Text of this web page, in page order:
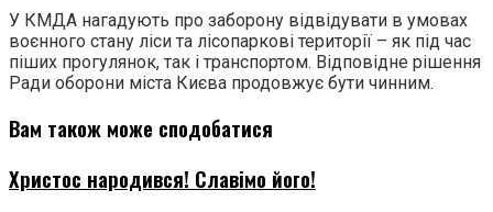
У КМДА нагадують про заборону відвідувати в умовах
воєнного стану ліси та лісопаркові території – як під час
піших прогулянок, так і транспортом. Відповідне рішення
Ради оборони міста Києва продовжує бути чинним.
Вам також може сподобатися
Христос народився! Славімо його!